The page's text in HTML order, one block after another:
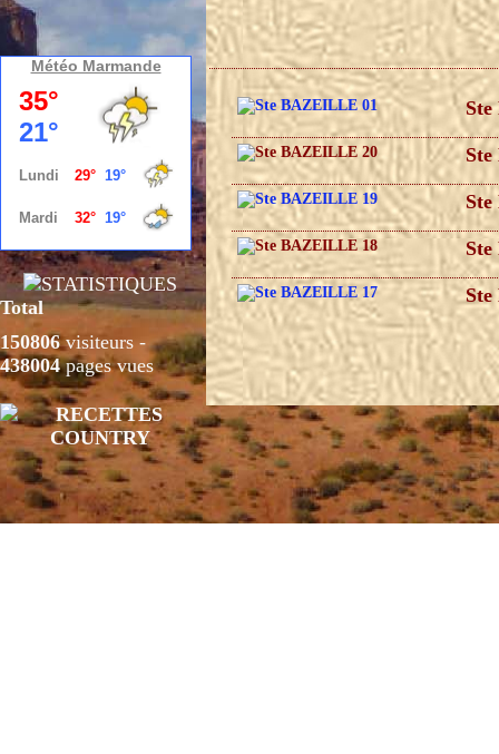
Météo Marmande
Total
150806visiteurs -
438004pages vues